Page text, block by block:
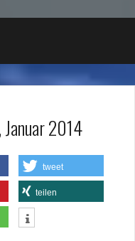
2014
tweet
teilen